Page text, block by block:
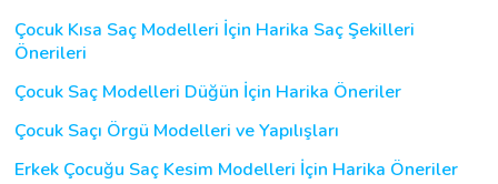
Çocuk Kısa Saç Modelleri İçin Harika Saç Şekilleri
Önerileri
Çocuk Saç Modelleri Düğün İçin Harika Öneriler
Çocuk Saçı Örgü Modelleri ve Yapılışları
Erkek Çocuğu Saç Kesim Modelleri İçin Harika Öneriler